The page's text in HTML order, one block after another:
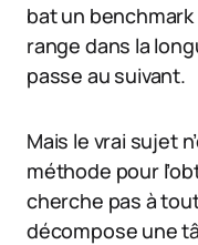
bat un
range dans la
passe au suivant.
Mais le vrai sujet
méthode pour
cherche pas à
décompose une